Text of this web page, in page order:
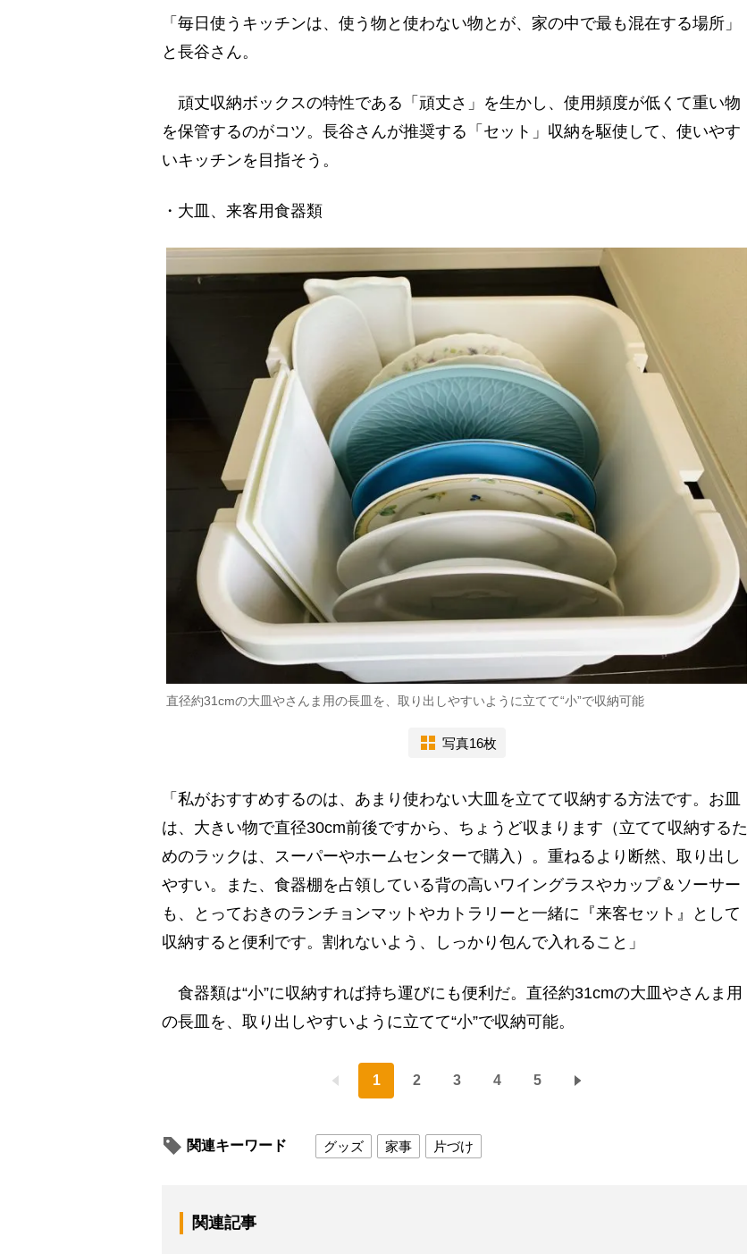
「毎日使うキッチンは、使う物と使わない物とが、家の中で最も混在する場所」
と長谷さん。
頑丈収納ボックスの特性である「頑丈さ」を生かし、使用頻度が低くて重い物
を保管するのがコツ。長谷さんが推奨する「セット」収納を駆使して、使いやす
いキッチンを目指そう。
・大皿、来客用食器類
直径約31cmの大皿やさんま用の長皿を、取り出しやすいように立てて“小”で収納可能
写真16枚
「私がおすすめするのは、あまり使わない大皿を立てて収納する方法です。お皿
は、大きい物で直径30cm前後ですから、ちょうど収まります（立てて収納するた
めのラックは、スーパーやホームセンターで購入）。重ねるより断然、取り出し
やすい。また、食器棚を占領している背の高いワイングラスやカップ＆ソーサー
も、とっておきのランチョンマットやカトラリーと一緒に『来客セット』として
収納すると便利です。割れないよう、しっかり包んで入れること」
食器類は“小”に収納すれば持ち運びにも便利だ。直径約31cmの大皿やさんま用
の長皿を、取り出しやすいように立てて“小”で収納可能。
1 2 3 4 5
関連キーワード グッズ 家事 片づけ
関連記事